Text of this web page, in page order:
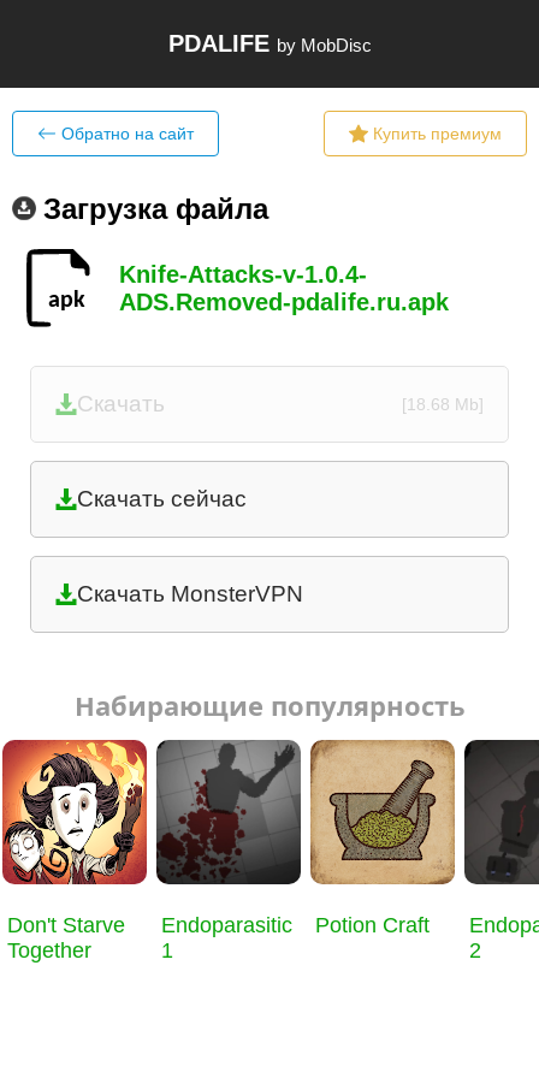
PDALIFE by MobDisc
Обратно на сайт Купить премиум
Загрузка файла
Knife-Attacks-v-1.0.4-
ADS.Removed-pdalife.ru.apk
Скачать [18.68 Mb]
Скачать сейчас
Скачать MonsterVPN
Набирающие популярность
Don't Starve
Together
Endoparasitic
1
Potion Craft
2